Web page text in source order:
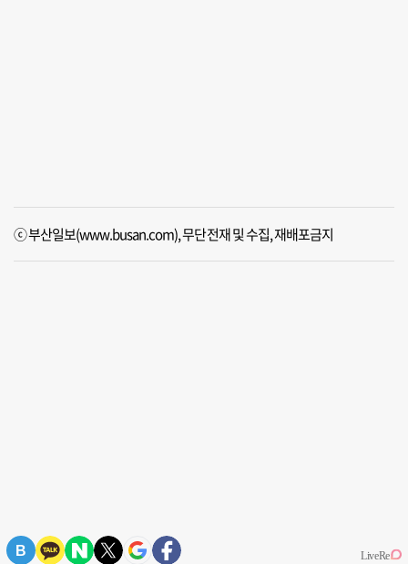
ⓒ 부산일보(www.busan.com), 무단전재 및 수집, 재배포금지